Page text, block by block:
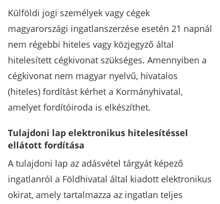
Külföldi jogi személyek vagy cégek
magyarországi ingatlanszerzése esetén 21 napnál
nem régebbi hiteles vagy közjegyző által
hitelesített cégkivonat szükséges. Amennyiben a
cégkivonat nem magyar nyelvű, hivatalos
(hiteles) fordítást kérhet a Kormányhivatal,
amelyet fordítóiroda is elkészíthet.
Tulajdoni lap elektronikus hitelesítéssel
ellátott fordítása
A tulajdoni lap az adásvétel tárgyát képező
ingatlanról a Földhivatal által kiadott elektronikus
okirat, amely tartalmazza az ingatlan teljes